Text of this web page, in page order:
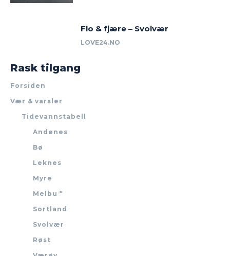
Flo & fjære – Svolvær
LOVE24.NO
Rask tilgang
Forsiden
Vær & varsler
Tidevannstabell
Andenes
Bø
Leknes
Myre
Melbu *
Sortland
Svolvær
Røst